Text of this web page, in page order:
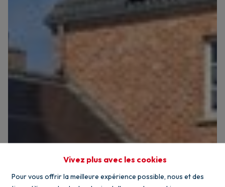
Vivez plus avec les cookies
Pour vous offrir la meilleure expérience possible, nous et des